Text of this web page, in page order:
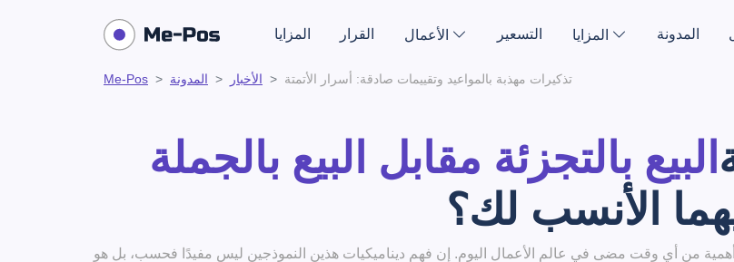
المزايا القرار الأعمال التسعير المزايا المدونة
Me-Pos المدونة الأخبار تذكيرات مهذبة بالمواعيد وتقييمات صادقة: أسرار الأتمتة
البيع بالتجزئة مقابل البيع بالجملة
الأنسب لك؟
أهمية من أي وقت مضى في عالم الأعمال اليوم. إن فهم ديناميكيات هذين النموذجين ليس مفيدًا فحسب، بل هو